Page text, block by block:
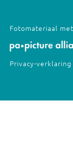
Fotomateriaal
Privacy-verklaring